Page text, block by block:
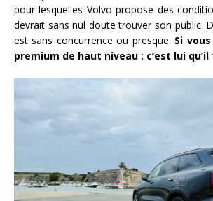
pour lesquelles Volvo propose des
devrait sans nul doute trouver son public.
est sans concurrence ou presque. Si
premium de haut niveau : c’est lui